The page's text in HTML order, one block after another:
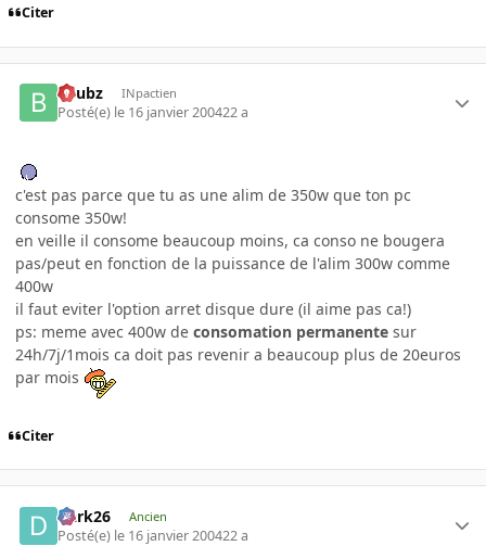
Citer
beubz INpactien
Posté(e) le 16 janvier 200422 a
c'est pas parce que tu as une alim de 350w que ton pc
consome 350w!
en veille il consome beaucoup moins, ca conso ne bougera
pas/peut en fonction de la puissance de l'alim 300w comme
400w
il faut eviter l'option arret disque dure (il aime pas ca!)
ps: meme avec 400w de consomation permanente sur
24h/7j/1mois ca doit pas revenir a beaucoup plus de 20euros
par mois
Citer
Dark26 Ancien
Posté(e) le 16 janvier 200422 a